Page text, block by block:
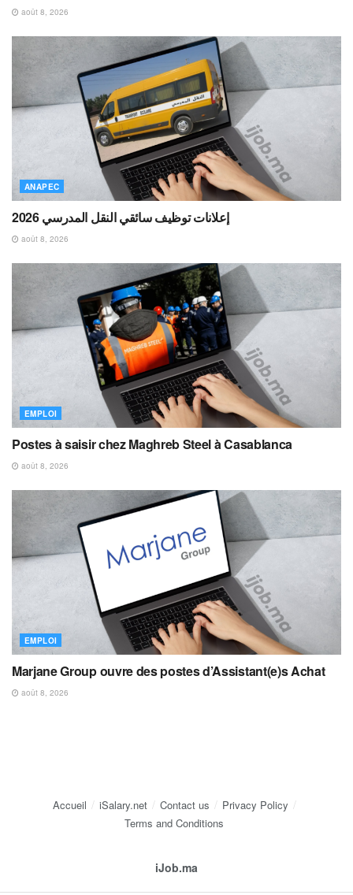
août 8, 2026
ANAPEC
إعلانات توظيف سائقي النقل المدرسي 2026
août 8, 2026
EMPLOI
Postes à saisir chez Maghreb Steel à Casablanca
août 8, 2026
EMPLOI
Marjane Group ouvre des postes d’Assistant(e)s Achat
août 8, 2026
Accueil iSalary.net Contact us
Privacy Policy
Terms and Conditions
iJob.ma